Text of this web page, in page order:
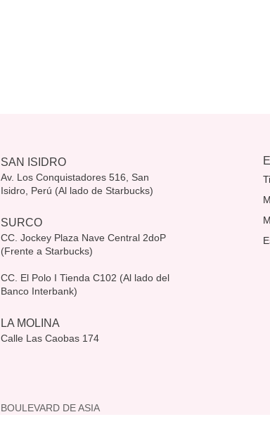
SAN ISIDRO
Av. Los Conquistadores 516, San
Isidro, Perú (Al lado de Starbucks)
SURCO
CC. Jockey Plaza Nave Central 2doP
(Frente a Starbucks)
CC. El Polo I Tienda C102 (Al lado del
Banco Interbank)
LA MOLINA
Calle Las Caobas 174
BOULEVARD DE ASIA